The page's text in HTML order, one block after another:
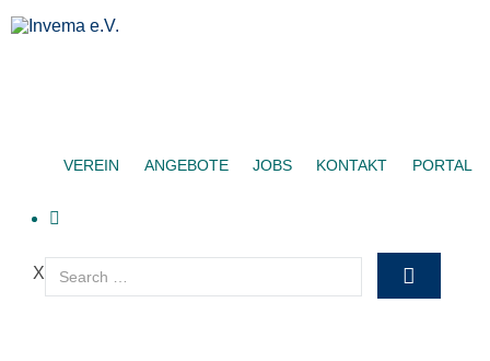
VEREIN ANGEBOTE JOBS KONTAKT PORTAL
X